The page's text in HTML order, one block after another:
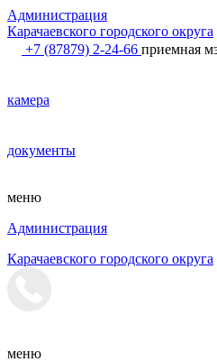
Администрация
Карачаевского городского округа
+7 (87879) 2-24-66 приемная
камера
документы
меню
Администрация
Карачаевского городского округа
меню